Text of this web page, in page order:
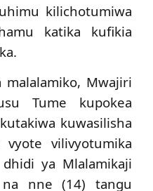
kilichotumiwa
katika kufikia
Mwajiri
Tume kupokea
kuwasilisha
vilivyotumika
ya Mlalamikaji
nne (14) tangu